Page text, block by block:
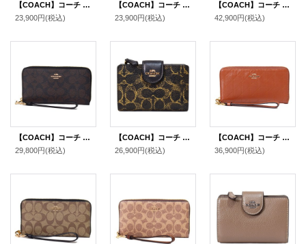
【COACH】コーチ コーティングキャンバス レザー シグネチャー ミディアム ジップ アラウンド ウォレット 財布 ブラウン×ブラック（日本未発売）
23,900円(税込)
【COACH】コーチ ジャガード ペブルレザー シグネチャー デンプシー ストライプ ロゴ パッチ スモール ジップ アラウンド ウォレット 二つ折り 財布 カーキ×サンビームマルチ〔日本未発売〕
23,900円(税込)
【COACH】コーチ 長財布 レザー エッセンシャル ロゴ スリム アコーディオン ジップ アラウンド 長財布 ダークネイビー（日本未発売）
42,900円(税込)
【COACH】コーチ コーティングキャンバス スムースレザー シグネチャー リストレット ロング ジップ アラウンド 長財布 ブラウン×ブラック（日本未発売）
29,800円(税込)
【COACH】コーチ 財布 コーティングキャンバス レザー シグネチャー ラブド ミディアム コーナー ジップ ウォレット 二つ折り財布 ブラウン（日本未発売）
26,900円(税込)
【COACH】コーチ 長財布 キルティング シャイニー スムースレザー ロゴ リストレット ロング ジップ アラウンド 長財布 シナモン（日本未発売）
36,900円(税込)